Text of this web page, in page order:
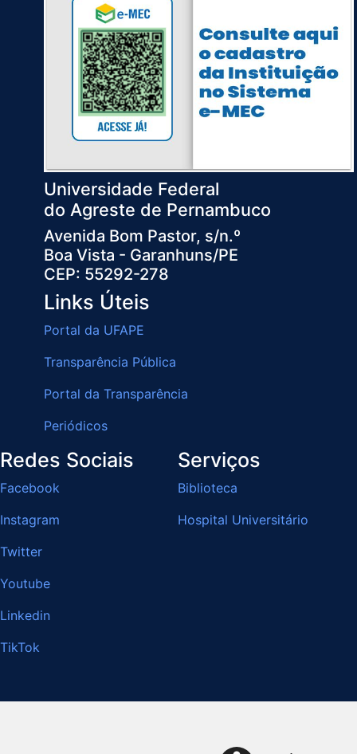
Universidade Federal
do Agreste de Pernambuco
Avenida Bom Pastor, s/n.º
Boa Vista - Garanhuns/PE
CEP: 55292-278
Links Úteis
Portal da UFAPE
Transparência Pública
Portal da Transparência
Periódicos
Redes Sociais
Facebook
Instagram
Twitter
Youtube
Linkedin
TikTok
Serviços
Biblioteca
Hospital Universitário